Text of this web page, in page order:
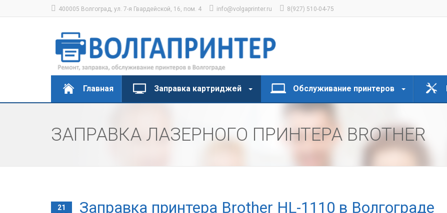
400005 Волгоград, ул. 7-я Гвардейской, 16, пом. 4 info@volgaprinter.ru 8(927) 510-04-75
Главная Заправка картриджей Обслуживание принтеров
ЗАПРАВКА ЛАЗЕРНОГО ПРИНТЕРА BROTHER
21
Заправка принтера Brother HL-1110 в Волгограде